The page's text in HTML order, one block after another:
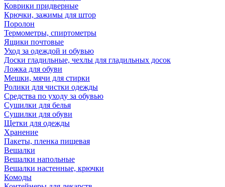
Коврики придверные
Крючки, зажимы для штор
Поролон
Термометры, спиртометры
Ящики почтовые
Уход за одеждой и обувью
Доски гладильные, чехлы для гладильных досок
Ложка для обуви
Мешки, мячи для стирки
Ролики для чистки одежды
Средства по уходу за обувью
Сушилки для белья
Сушилки для обуви
Щетки для одежды
Хранение
Пакеты, пленка пищевая
Вешалки
Вешалки напольные
Вешалки настенные, крючки
Комоды